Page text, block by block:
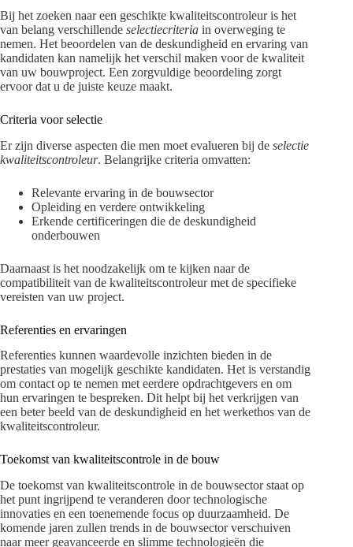
Bij het zoeken naar een geschikte kwaliteitscontroleur is het
van belang verschillende selectiecriteria in overweging te
nemen. Het beoordelen van de deskundigheid en ervaring van
kandidaten kan namelijk het verschil maken voor de kwaliteit
van uw bouwproject. Een zorgvuldige beoordeling zorgt
ervoor dat u de juiste keuze maakt.
Criteria voor selectie
Er zijn diverse aspecten die men moet evalueren bij de selectie
kwaliteitscontroleur. Belangrijke criteria omvatten:
Relevante ervaring in de bouwsector
Opleiding en verdere ontwikkeling
Erkende certificeringen die de deskundigheid
onderbouwen
Daarnaast is het noodzakelijk om te kijken naar de
compatibiliteit van de kwaliteitscontroleur met de specifieke
vereisten van uw project.
Referenties en ervaringen
Referenties kunnen waardevolle inzichten bieden in de
prestaties van mogelijk geschikte kandidaten. Het is verstandig
om contact op te nemen met eerdere opdrachtgevers en om
hun ervaringen te bespreken. Dit helpt bij het verkrijgen van
een beter beeld van de deskundigheid en het werkethos van de
kwaliteitscontroleur.
Toekomst van kwaliteitscontrole in de bouw
De toekomst van kwaliteitscontrole in de bouwsector staat op
het punt ingrijpend te veranderen door technologische
innovaties en een toenemende focus op duurzaamheid. De
komende jaren zullen trends in de bouwsector verschuiven
naar meer geavanceerde en slimme technologieën die